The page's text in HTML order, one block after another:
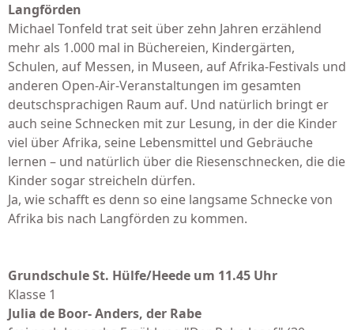
Langförden
Michael Tonfeld trat seit über zehn Jahren erzählend
mehr als 1.000 mal in Büchereien, Kindergärten,
Schulen, auf Messen, in Museen, auf Afrika-Festivals und
anderen Open-Air-Veranstaltungen im gesamten
deutschsprachigen Raum auf. Und natürlich bringt er
auch seine Schnecken mit zur Lesung, in der die Kinder
viel über Afrika, seine Lebensmittel und Gebräuche
lernen – und natürlich über die Riesenschnecken, die die
Kinder sogar streicheln dürfen.
Ja, wie schafft es denn so eine langsame Schnecke von
Afrika bis nach Langförden zu kommen.
Grundschule St. Hülfe/Heede um 11.45 Uhr
Klasse 1
Julia de Boor- Anders, der Rabe